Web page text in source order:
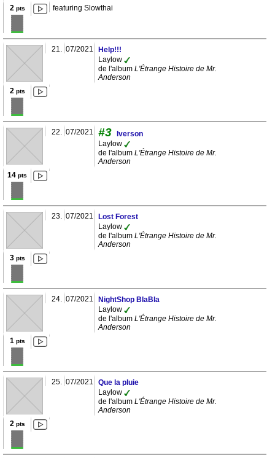
2 pts featuring Slowthai
21. 07/2021
Help!!!
Laylow
de l'album L'Étrange Histoire de Mr.
Anderson
2 pts
22. 07/2021 #3
Iverson
Laylow
de l'album L'Étrange Histoire de Mr.
Anderson
14 pts
23. 07/2021
Lost Forest
Laylow
de l'album L'Étrange Histoire de Mr.
Anderson
3pts
24. 07/2021
NightShop BlaBla
Laylow
de l'album L'Étrange Histoire de Mr.
Anderson
1 pts
25. 07/2021
Que la pluie
Laylow
de l'album L'Étrange Histoire de Mr.
Anderson
2 pts